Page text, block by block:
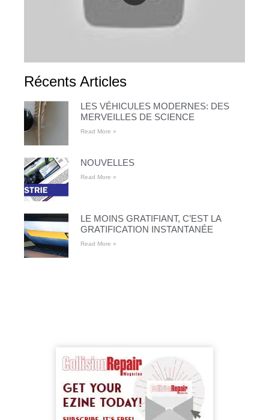
Récents Articles
LES VÉHICULES MODERNES: DES
MERVEILLES DE SCIENCE
Read More »
NOUVELLES
Read More »
LE MOINS GRATIFIANT, C’EST LA
GRATIFICATION INSTANTANÉE
Read More »